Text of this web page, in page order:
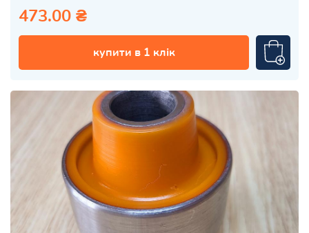
473.00 ₴
купити в 1 клік